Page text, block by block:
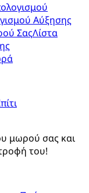
Αύξησης
ΣαςΛίστα
μωρού σας και
του!